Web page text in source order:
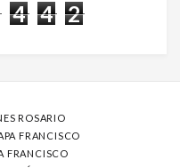
4 4 2
ROSARIO
FRANCISCO
FRANCISCO